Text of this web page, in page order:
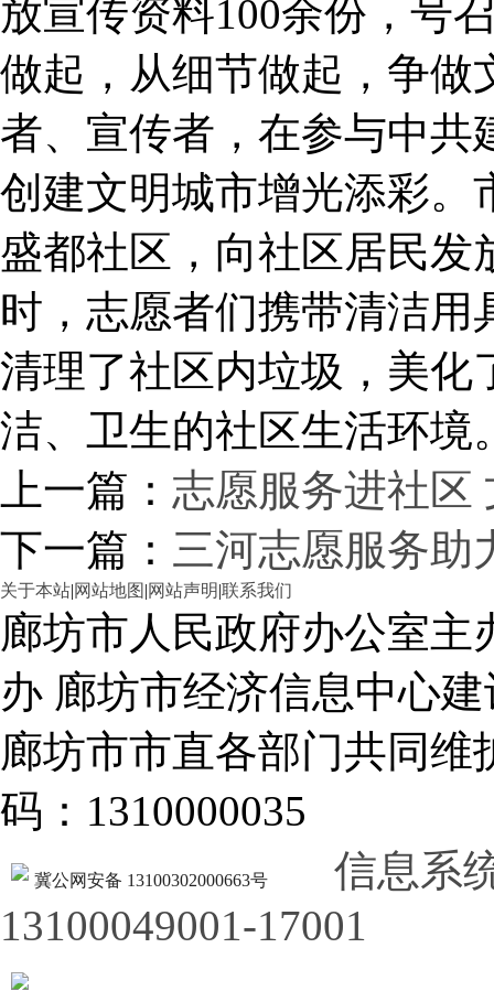
放宣传资料100余份，号
做起，从细节做起，争做
者、宣传者，在参与中共
创建文明城市增光添彩。
盛都社区，向社区居民发
时，志愿者们携带清洁
清理了社区内垃圾，美化
洁、卫生的社区生活环境
上一篇： 志愿服务进社区
下一篇： 三河志愿服务助
关于本站|网站地图 |网站声明|联系我们
廊坊市人民政府办公室
办 廊坊市经济信息中心建
廊坊市市直各部门共同
码：1310000035
冀公网安备 13100302000663号
信息系
13100049001-17001